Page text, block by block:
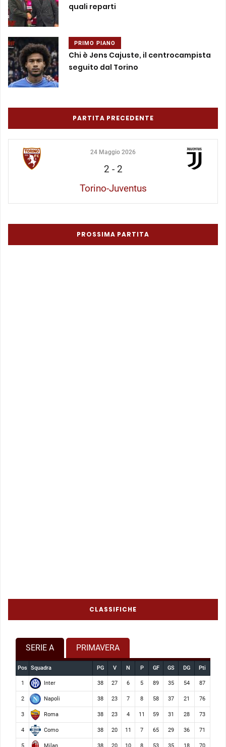
quali reparti
PRIMO PIANO
Chi è Jens Cajuste, il centrocampista
seguito dal Torino
PARTITA PRECEDENTE
24 Maggio 2026
2 - 2
Torino-Juventus
PROSSIMA PARTITA
CLASSIFICHE
SERIE A PRIMAVERA
Pos Squadra PG V N P GF GS DG Pti
1 Inter 38 27 6 5 89 35 54 87
2 Napoli 38 23 7 8 58 37 21 76
3 Roma 38 23 4 11 59 31 28 73
4 Como 38 20 11 7 65 29 36 71